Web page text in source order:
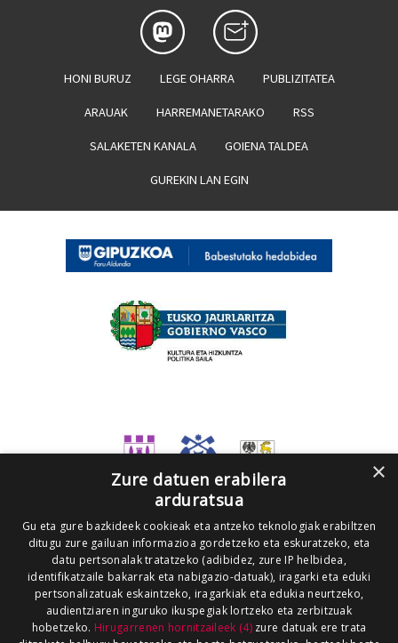
HONI BURUZ LEGE OHARRA PUBLIZITATEA
ARAUAK HARREMANETARAKO RSS
SALAKETEN KANALA GOIENA TALDEA
GUREKIN LAN EGIN
×
Zure datuen erabilera
arduratsua
Gu eta gure bazkideek cookieak eta antzeko teknologiak erabiltzen
ditugu zure gailuan informazioa gordetzeko eta eskuratzeko, eta
datu pertsonalak tratatzeko (adibidez, zure IP helbidea,
identifikatzaile bakarrak eta nabigazio-datuak), iragarki eta eduki
pertsonalizatuak eskaintzeko, iragarkiak eta edukia neurtzeko,
audientziaren inguruko ikuspegiak lortzeko eta zerbitzuak
hobetzeko. Hirugarrenen hornitzaileek (4)zure datuak ere trata